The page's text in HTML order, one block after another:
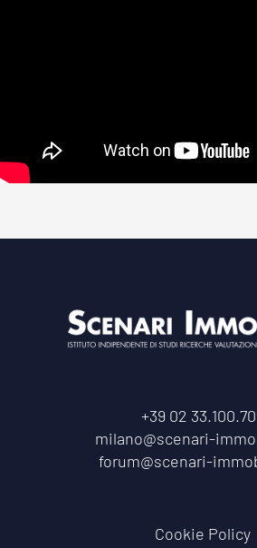
+39 02
milano@scenari-
forum@scenari-
Cookie Policy